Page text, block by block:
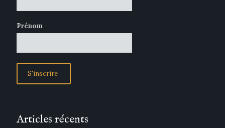
Prénom
Articles récents